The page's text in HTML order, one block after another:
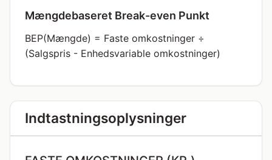
Mængdebaseret Break-even Punkt
BEP(Mængde) = Faste omkostninger ÷
(Salgspris - Enhedsvariable omkostninger)
Indtastningsoplysninger